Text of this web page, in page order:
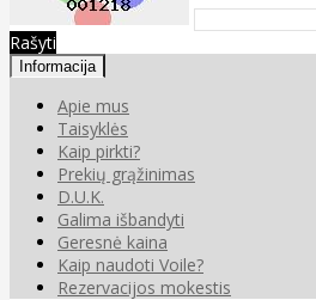
Rašyti
Informacija
Apie mus
Taisyklės
Kaip pirkti?
Prekių grąžinimas
D.U.K.
Galima išbandyti
Geresnė kaina
Kaip naudoti Voile?
Rezervacijos mokestis